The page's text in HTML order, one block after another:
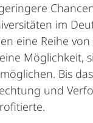
im
eine Reihe
Möglichkeit,
Bis
und